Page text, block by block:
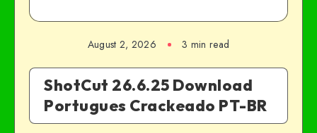
August 2, 2026 3 min read
ShotCut 26.6.25 Download
Portugues Crackeado PT-BR